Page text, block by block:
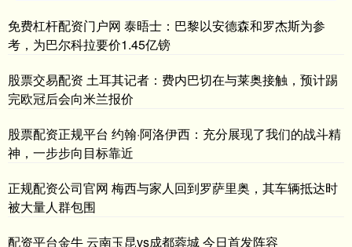
免费杠杆配资门户网 泰晤士：巴黎以安德森和罗杰斯为参
考，为巴尔科拉要价1.45亿镑
股票交易配资 土耳其记者：费内巴切在与莱奥接触，预计踢
完欧冠后会向米兰报价
股票配资正规平台 约翰·阿洛伊西：充分展现了我们的战斗精
神，一步步向目标靠近
正规配资公司官网 梅西与家人回到罗萨里奥，其车辆抵达时
被大量人群包围
配资平台金牛 云南玉昆vs成都蓉城 今日首发阵容